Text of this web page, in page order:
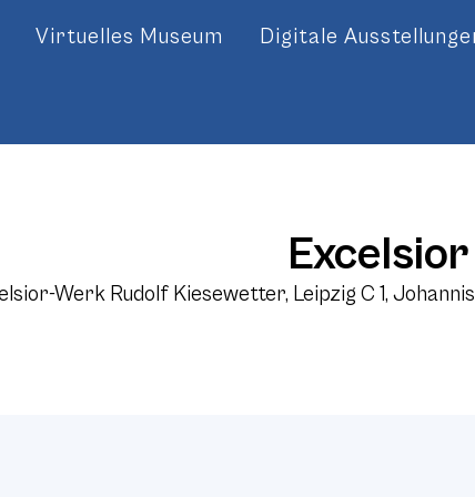
Virtuelles Museum Digitale
Excelsior
Werk Rudolf Kiesewetter, Leipzig C 1,